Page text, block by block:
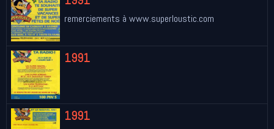
remerciements à www.superloustic.com
1991
1991